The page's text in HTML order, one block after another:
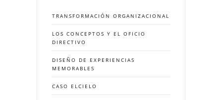
TRANSFORMACIÓN ORGANIZACIONAL
LOS CONCEPTOS Y EL OFICIO
DIRECTIVO
DISEÑO DE EXPERIENCIAS
MEMORABLES
CASO ELCIELO